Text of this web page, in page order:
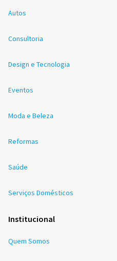
Autos
Consultoria
Design e Tecnologia
Eventos
Moda e Beleza
Reformas
Saúde
Serviços Domésticos
Institucional
Quem Somos